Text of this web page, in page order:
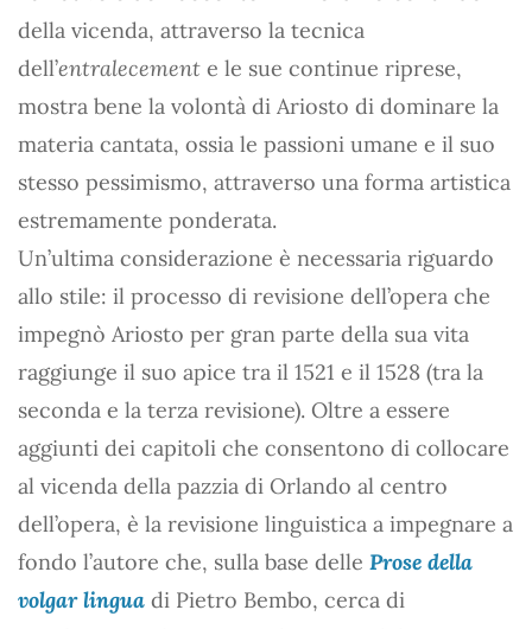
della vicenda, attraverso la tecnica
dell’entralecement e le sue continue riprese,
mostra bene la volontà di Ariosto di dominare la
materia cantata, ossia le passioni umane e il suo
stesso pessimismo, attraverso una forma artistica
estremamente ponderata.
Un’ultima considerazione è necessaria riguardo
allo stile: il processo di revisione dell’opera che
impegnò Ariosto per gran parte della sua vita
raggiunge il suo apice tra il 1521 e il 1528 (tra la
seconda e la terza revisione). Oltre a essere
aggiunti dei capitoli che consentono di collocare
al vicenda della pazzia di Orlando al centro
dell’opera, è la revisione linguistica a impegnare a
fondo l’autore che, sulla base delle Prose della
volgar lingua di Pietro Bembo, cerca di